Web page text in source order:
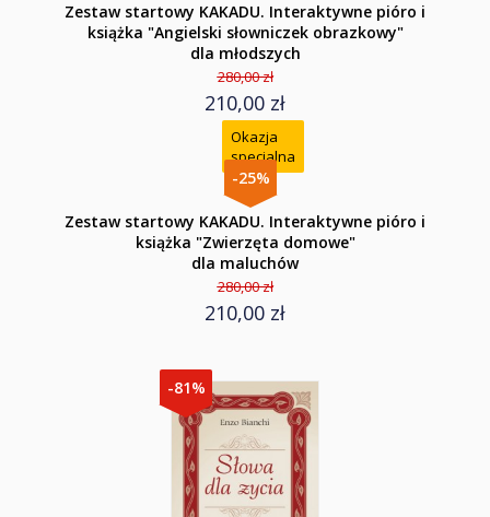
Zestaw startowy KAKADU. Interaktywne pióro i
książka "Angielski słowniczek obrazkowy"
dla młodszych
280,00 zł
210,00 zł
-25%
Okazja
specjalna
Zestaw startowy KAKADU. Interaktywne pióro i
książka "Zwierzęta domowe"
dla maluchów
280,00 zł
210,00 zł
-81%